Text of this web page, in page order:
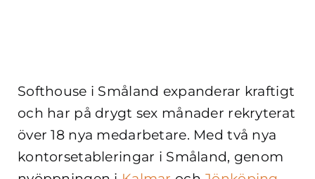
Softhouse i Småland expanderar kraftigt
och har på drygt sex månader rekryterat
över 18 nya medarbetare. Med två nya
kontorsetableringar i Småland, genom